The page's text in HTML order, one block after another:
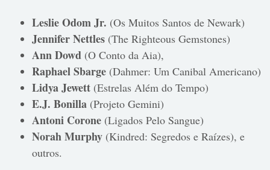
Leslie Odom Jr. (Os Muitos Santos de Newark)
Jennifer Nettles (The Righteous Gemstones)
Ann Dowd (O Conto da Aia),
Raphael Sbarge (Dahmer: Um Canibal Americano)
Lidya Jewett (Estrelas Além do Tempo)
E.J. Bonilla (Projeto Gemini)
Antoni Corone (Ligados Pelo Sangue)
Norah Murphy (Kindred: Segredos e Raízes), e
outros.